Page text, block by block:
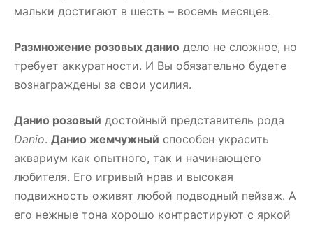
мальки достигают в шесть – восемь месяцев.
Размножение розовых данио дело не сложное, но
требует аккуратности. И Вы обязательно будете
вознаграждены за свои усилия.
Данио розовый достойный представитель рода
Danio. Данио жемчужный способен украсить
аквариум как опытного, так и начинающего
любителя. Его игривый нрав и высокая
подвижность оживят любой подводный пейзаж. А
его нежные тона хорошо контрастируют с яркой